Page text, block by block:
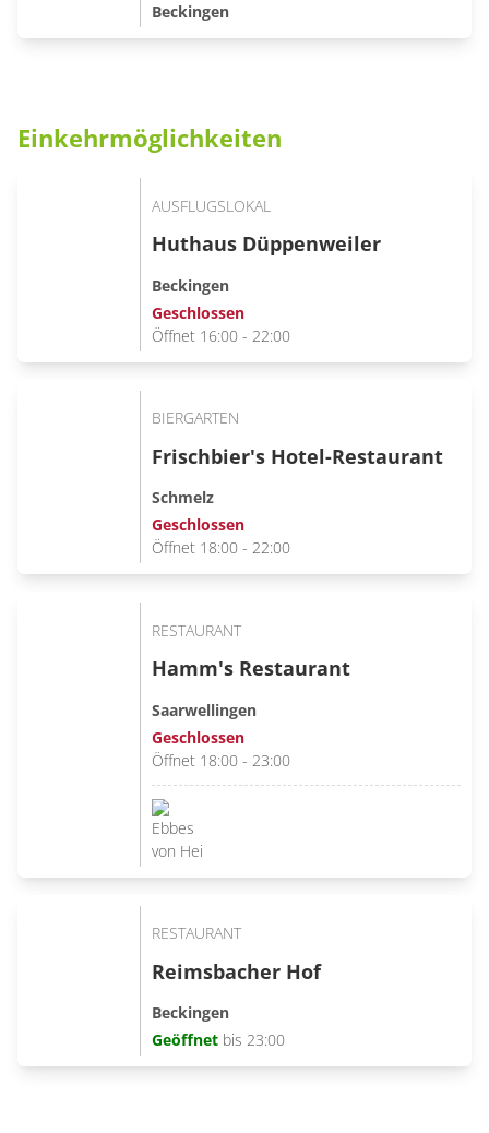
Beckingen
Einkehrmöglichkeiten
AUSFLUGSLOKAL
Huthaus Düppenweiler
Beckingen
Geschlossen
Öffnet 16:00 - 22:00
BIERGARTEN
Frischbier's Hotel-Restaurant
Schmelz
Geschlossen
Öffnet 18:00 - 22:00
RESTAURANT
Hamm's Restaurant
Saarwellingen
Geschlossen
Öffnet 18:00 - 23:00
RESTAURANT
Reimsbacher Hof
Beckingen
Geöffnet bis 23:00